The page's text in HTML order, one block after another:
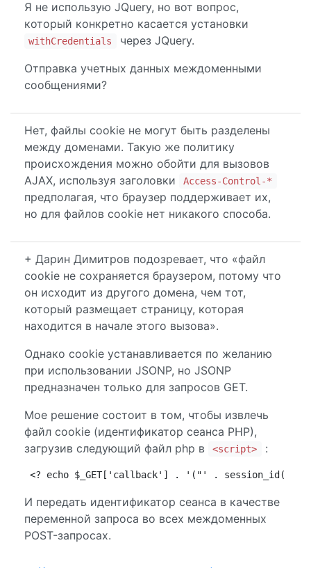
Я не использую JQuery, но вот вопрос,
который конкретно касается установки
withCredentials
через JQuery.
Отправка учетных данных междоменными
сообщениями?
Нет, файлы cookie не могут быть разделены
между доменами. Такую же политику
происхождения можно обойти для вызовов
AJAX, используя заголовки
Access-Control-*
предполагая, что браузер поддерживает их,
но для файлов cookie нет никакого способа.
+ Дарин Димитров подозревает, что «файл
cookie не сохраняется браузером, потому что
он исходит из другого домена, чем тот,
который размещает страницу, которая
находится в начале этого вызова».
Однако cookie устанавливается по желанию
при использовании JSONP, но JSONP
предназначен только для запросов GET.
Мое решение состоит в том, чтобы извлечь
файл cookie (идентификатор сеанса PHP),
загрузив следующий файл php в
<script> :
<? echo $_GET['callback'] . '("' . session_id()
И передать идентификатор сеанса в качестве
переменной запроса во всех междоменных
POST-запросах.